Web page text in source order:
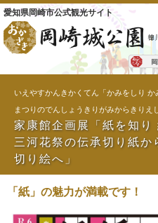
愛知県岡崎市公式観光サイト
いえやすかんきかくてん「かみをしり
まつりのでんしょうきりがみからきりえ
家康館企画展「紙を知
三河花祭の伝承切り紙か
切り絵へ」
「紙」の魅力が満載です！